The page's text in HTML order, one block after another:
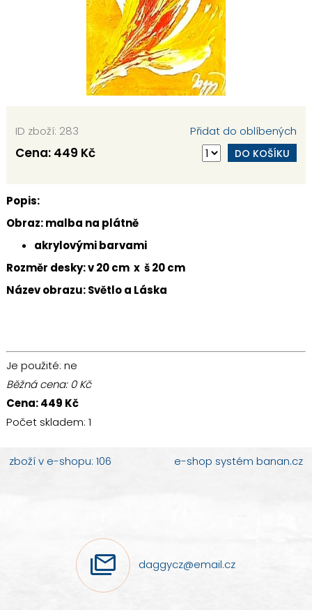
ID zboží: 283 Přidat do oblíbených
Cena: 449 Kč DO KOŠÍKU
Popis:
Obraz: malba na plátně
akrylovými barvami
Rozměr desky: v 20 cm x š 20 cm
Název obrazu: Světlo a Láska
Je použité: ne
Běžná cena: 0Kč
Cena:449 Kč
Počet skladem: 1
zboží v e-shopu: 106 e-shop systém banan.cz
daggycz@email.cz